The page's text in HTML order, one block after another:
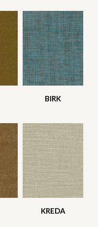
BIRK
KREDA